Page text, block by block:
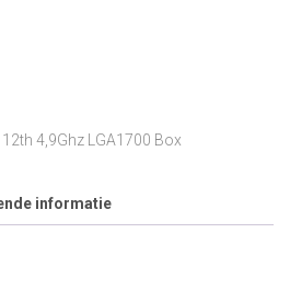
4,9Ghz LGA1700 Box
informatie